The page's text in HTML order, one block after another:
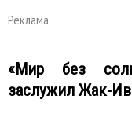
Реклама
«Мир без
заслужил Жак-